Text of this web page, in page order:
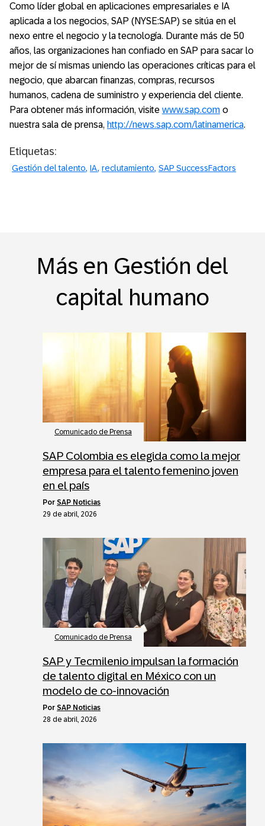
Como líder global en aplicaciones empresariales e IA
aplicada a los negocios, SAP (NYSE:SAP) se sitúa en el
nexo entre el negocio y la tecnología. Durante más de 50
años, las organizaciones han confiado en SAP para sacar lo
mejor de sí mismas uniendo las operaciones críticas para el
negocio, que abarcan finanzas, compras, recursos
humanos, cadena de suministro y experiencia del cliente.
Para obtener más información, visite www.sap.com o
nuestra sala de prensa, http://news.sap.com/latinamerica.
Etiquetas:
Gestión del talento IA reclutamiento SAP SuccessFactors
Más en Gestión del
capital humano
Comunicado de Prensa
SAP Colombia es elegida como la mejor
empresa para el talento femenino joven
en el país
por SAP Noticias
29 de abril, 2026
Comunicado de Prensa
SAP y Tecmilenio impulsan la formación
de talento digital en México con un
modelo de co-innovación
por SAP Noticias
28 de abril, 2026